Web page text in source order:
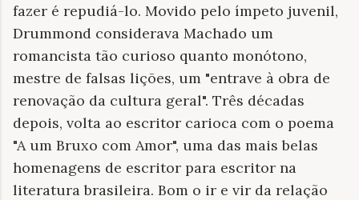
fazer é repudiá-lo. Movido pelo ímpeto juvenil,
Drummond considerava Machado um
romancista tão curioso quanto monótono,
mestre de falsas lições, um "entrave à obra de
renovação da cultura geral". Três décadas
depois, volta ao escritor carioca com o poema
"A um Bruxo com Amor", uma das mais belas
homenagens de escritor para escritor na
literatura brasileira. Bom o ir e vir da relação